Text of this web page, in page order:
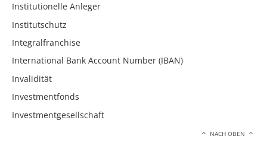
Institutionelle Anleger
Institutschutz
Integralfranchise
International Bank Account Number (IBAN)
Invalidität
Investmentfonds
Investmentgesellschaft
NACH OBEN